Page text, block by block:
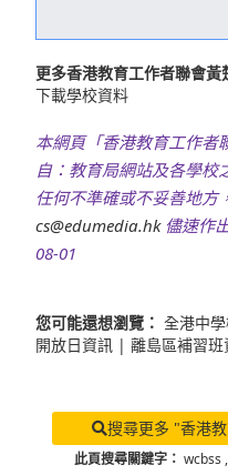
更多香港教育工作者聯會黃
下載學校資料
本網頁「香港教育工作者
自：教育局網站及各學校
任何不準確或不妥善地方
cs@edumedia.hk儘速作
08-01
您可能還想瀏覽： 全港中
開放日資訊 | 離島區補習班
搜尋更多 "香港
此頁搜尋關鍵字： wcbss ,